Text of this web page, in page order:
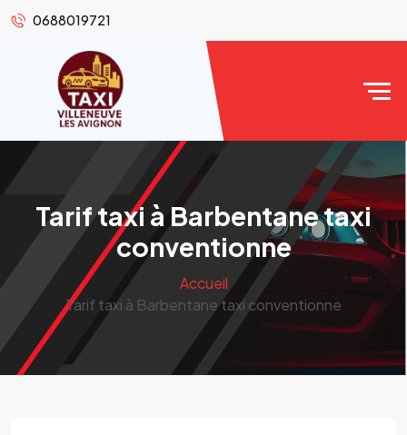
0688019721
Tarif taxi à Barbentane taxi
conventionne
Accueil
Tarif taxi à Barbentane taxi conventionne